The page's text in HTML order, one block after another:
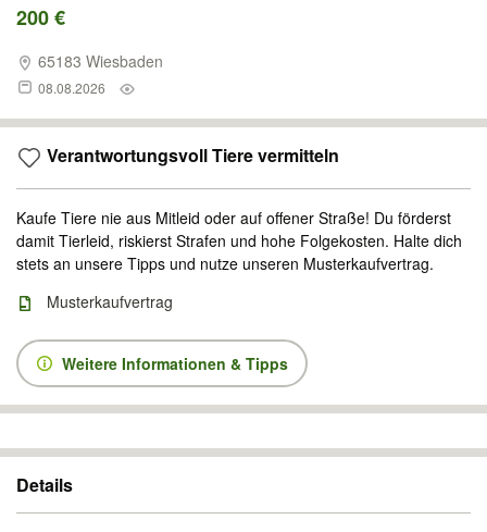
200 €
65183 Wiesbaden
08.08.2026
Verantwortungsvoll Tiere vermitteln
Kaufe Tiere nie aus Mitleid oder auf offener Straße! Du förderst
damit Tierleid, riskierst Strafen und hohe Folgekosten. Halte dich
stets an unsere Tipps und nutze unseren Musterkaufvertrag.
Musterkaufvertrag
Weitere Informationen & Tipps
Details